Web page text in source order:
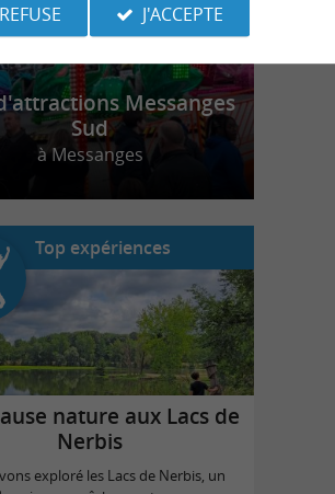
Messanges
Sud
à Messanges
Top expériences
nature aux Lacs de
Nerbis
exploré les Lacs de Nerbis, un
J'ACCEPTE